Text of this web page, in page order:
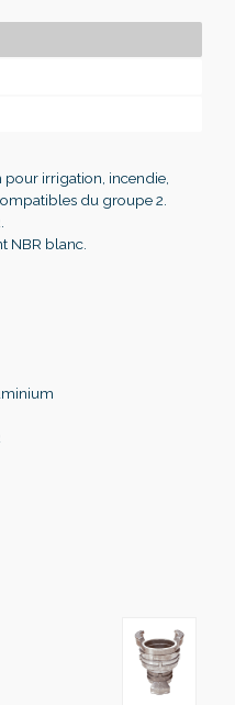
irrigation, incendie,
du groupe 2.
NBR blanc.